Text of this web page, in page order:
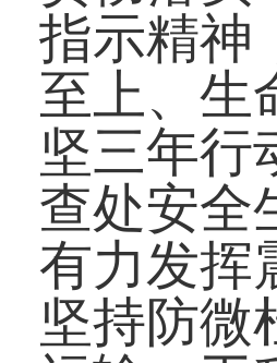
指示精神
至上、生
坚三年行
查处安全
有力发挥
坚持防微